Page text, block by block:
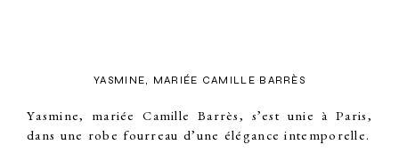
YASMINE, MARIÉE CAMILLE BARRÈS
Yasmine, mariée Camille Barrès, s’est unie à Paris,
dans une robe fourreau d’une élégance intemporelle.